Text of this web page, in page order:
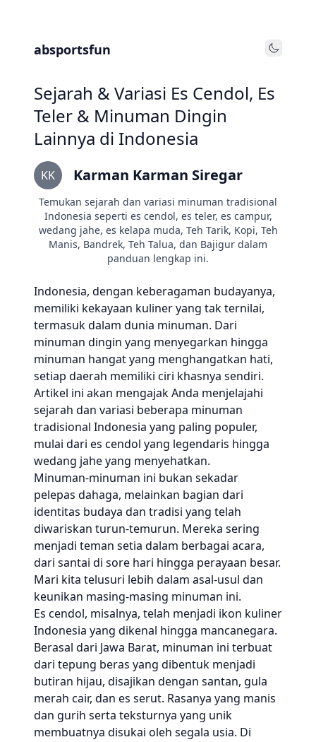
absportsfun Toggle
Sejarah & Variasi Es Cendol, Es
Teler & Minuman Dingin
Lainnya di Indonesia
KK Karman Karman Siregar
Temukan sejarah dan variasi minuman tradisional
Indonesia seperti es cendol, es teler, es campur,
wedang jahe, es kelapa muda, Teh Tarik, Kopi, Teh
Manis, Bandrek, Teh Talua, dan Bajigur dalam
panduan lengkap ini.
Indonesia, dengan keberagaman budayanya,
memiliki kekayaan kuliner yang tak ternilai,
termasuk dalam dunia minuman. Dari
minuman dingin yang menyegarkan hingga
minuman hangat yang menghangatkan hati,
setiap daerah memiliki ciri khasnya sendiri.
Artikel ini akan mengajak Anda menjelajahi
sejarah dan variasi beberapa minuman
tradisional Indonesia yang paling populer,
mulai dari es cendol yang legendaris hingga
wedang jahe yang menyehatkan.
Minuman-minuman ini bukan sekadar
pelepas dahaga, melainkan bagian dari
identitas budaya dan tradisi yang telah
diwariskan turun-temurun. Mereka sering
menjadi teman setia dalam berbagai acara,
dari santai di sore hari hingga perayaan besar.
Mari kita telusuri lebih dalam asal-usul dan
keunikan masing-masing minuman ini.
Es cendol, misalnya, telah menjadi ikon kuliner
Indonesia yang dikenal hingga mancanegara.
Berasal dari Jawa Barat, minuman ini terbuat
dari tepung beras yang dibentuk menjadi
butiran hijau, disajikan dengan santan, gula
merah cair, dan es serut. Rasanya yang manis
dan gurih serta teksturnya yang unik
membuatnya disukai oleh segala usia. Di